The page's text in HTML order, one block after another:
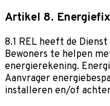
Artikel 8.
8.1 REL heeft de
Bewoners te helpen
energierekening.
Aanvrager
installeren en/of